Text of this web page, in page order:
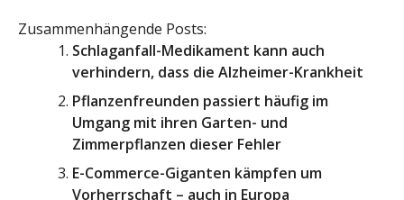
Zusammenhängende Posts:
Schlaganfall-Medikament kann auch
verhindern, dass die Alzheimer-Krankheit
Pflanzenfreunden passiert häufig im
Umgang mit ihren Garten- und
Zimmerpflanzen dieser Fehler
E-Commerce-Giganten kämpfen um
Vorherrschaft – auch in Europa